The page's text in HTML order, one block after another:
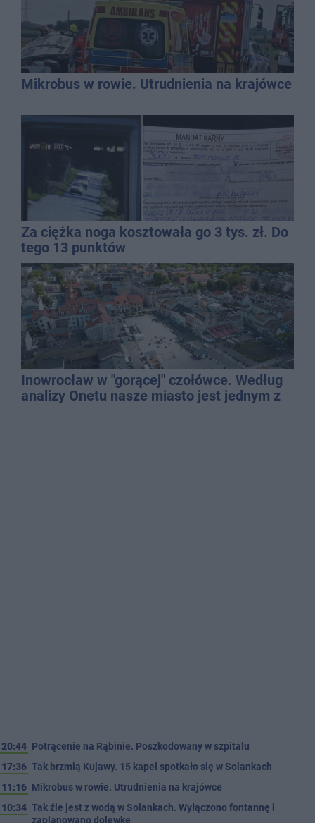
Mikrobus w rowie. Utrudnienia na krajówce
Za ciężka noga kosztowała go 3 tys. zł. Do
tego 13 punktów
Inowrocław w "gorącej" czołówce. Według
analizy Onetu nasze miasto jest jednym z
20:44 Potrącenie na Rąbinie. Poszkodowany w szpitalu
17:36 Tak brzmią Kujawy. 15 kapel spotkało się w Solankach
11:16 Mikrobus w rowie. Utrudnienia na krajówce
10:34 Tak źle jest z wodą w Solankach. Wyłączono fontannę i
zaplanowano dolewkę